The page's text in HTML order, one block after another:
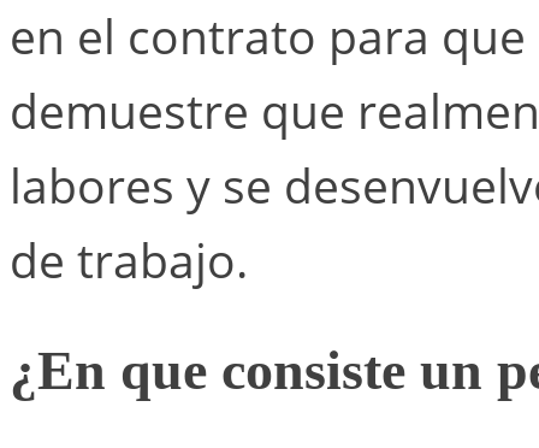
en el contrato para
demuestre que
labores y se
de trabajo.
¿En que consiste un